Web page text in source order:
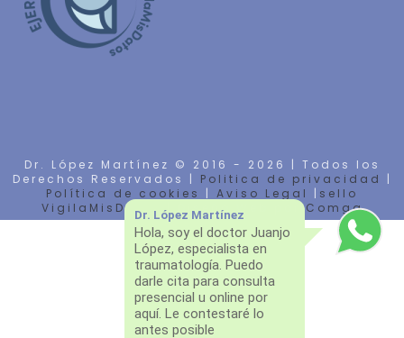
Dr. López Martínez © 2016 - 2026 | Todos los
Derechos Reservados | Politica de privacidad
|
Política de cookies
| Aviso Legal | sello
VigilaMisDatos | Diseño Web porComga
Dr. López Martínez
Hola, soy el doctor Juanjo
López, especialista en
traumatología. Puedo
darle cita para consulta
presencial u online por
aquí. Le contestaré lo
antes posible